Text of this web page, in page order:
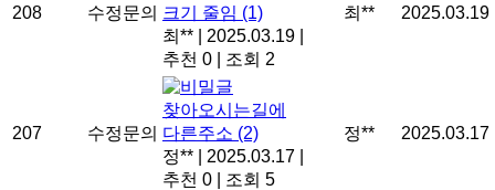
208 수정문의 크기 줄임 (1)
최**
2025.03.19
추천 0
조회 2
최** 2025.03.19
207 수정문의
찾아오시는길에
다른주소 (2)
정**
2025.03.17
추천 0
조회 5
정** 2025.03.17